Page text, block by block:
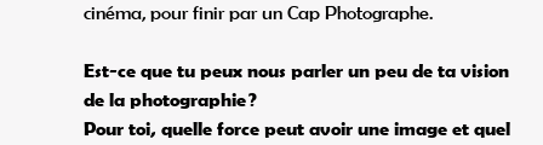
cinéma, pour finir par un Cap Photographe.
Est-ce que tu peux nous parler un peu de ta vision
de la photographie ?
Pour toi, quelle force peut avoir une image et quel